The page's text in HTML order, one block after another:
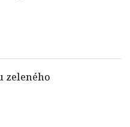
zeleného